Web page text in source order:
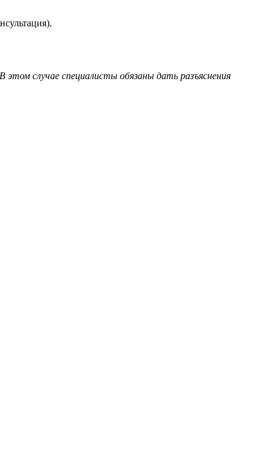
случае специалисты обязаны дать разъяснения